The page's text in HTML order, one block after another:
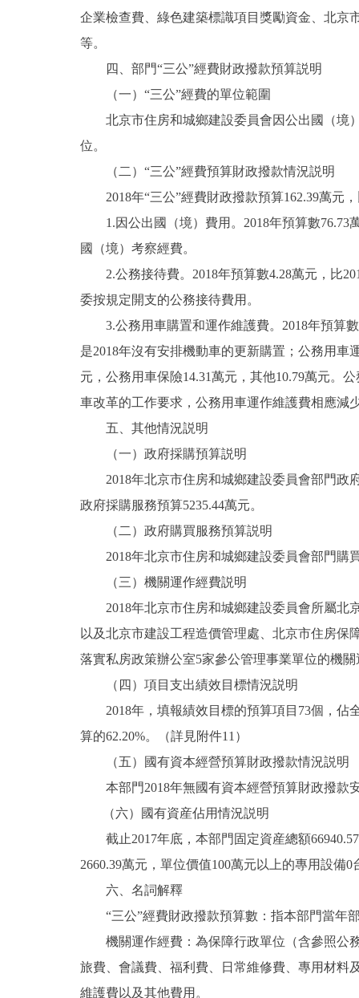
企業檢查費、綠色建築標識項目獎勵資金、北京
等。
四、部門“三公”經費財政撥款預算説明
（一）“三公”經費的單位範圍
北京市住房和城鄉建設委員會因公出國（境）
位。
（二）“三公”經費預算財政撥款情況説明
2018年“三公”經費財政撥款預算162.39萬元，
1.因公出國（境）費用。2018年預算數76.73
國（境）考察經費。
2.公務接待費。2018年預算數4.28萬元，比
委按規定開支的公務接待費用。
3.公務用車購置和運作維護費。2018年預算數
是2018年沒有安排機動車的更新購置；公務用車
元，公務用車保險14.31萬元，其他10.79萬元。
車改革的工作要求，公務用車運作維護費相應減
五、其他情況説明
（一）政府採購預算説明
2018年北京市住房和城鄉建設委員會部門政府
政府採購服務預算5235.44萬元。
（二）政府購買服務預算説明
2018年北京市住房和城鄉建設委員會部門購
（三）機關運作經費説明
2018年北京市住房和城鄉建設委員會所屬北
以及北京市建設工程造價管理處、北京市住房
落實私房政策辦公室5家參公管理事業單位的機
（四）項目支出績效目標情況説明
2018年，填報績效目標的預算項目73個，佔全
算的62.20%。（詳見附件11）
（五）國有資本經營預算財政撥款情況説明
本部門2018年無國有資本經營預算財政撥款
（六）國有資産佔用情況説明
截止2017年底，本部門固定資産總額66940.57
2660.39萬元，單位價值100萬元以上的專用設備
六、名詞解釋
“三公”經費財政撥款預算數：指本部門當年部
機關運作經費：為保障行政單位（含參照公務
旅費、會議費、福利費、日常維修費、專用材料
維護費以及其他費用。